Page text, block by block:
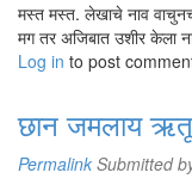
मस्त मस्त. लेखाचे नाव
मग तर अजिबात उशीर केला
Log in to post
छान जमलाय
Permalink Submitted